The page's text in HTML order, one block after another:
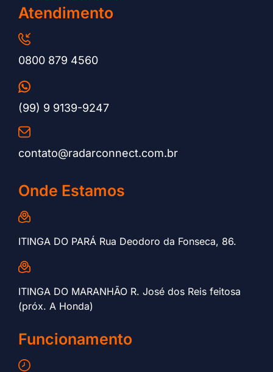
Atendimento
0800 879 4560
(99) 9 9139-9247
contato@radarconnect.com.br
Onde Estamos
ITINGA DO PARÁ Rua Deodoro da Fonseca, 86.
ITINGA DO MARANHÃO R. José dos Reis feitosa
(próx. A Honda)
Funcionamento